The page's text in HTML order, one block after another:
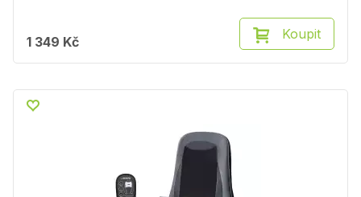
1 349 Kč Koupit